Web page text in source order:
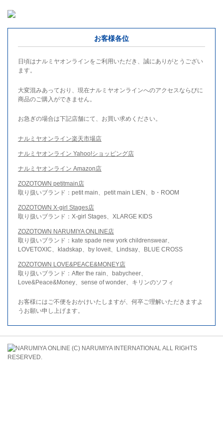
お客様各位
日頃はナルミヤオンラインをご利用いただき、誠にありがとうござい
ます。
大変混みあっており、現在ナルミヤオンラインへのアクセスならびに
商品のご購入ができません。
お急ぎの場合は下記店舗にて、お買い求めください。
ナルミヤオンライン楽天市場店
ナルミヤオンライン Yahoo!ショッピング店
ナルミヤオンライン Amazon店
ZOZOTOWN petitmain店
取り扱いブランド：petit main、petit main LIEN、b・ROOM
ZOZOTOWN X-girl Stages店
取り扱いブランド：X-girl Stages、XLARGE KIDS
ZOZOTOWN NARUMIYA ONLINE店
取り扱いブランド：kate spade new york childrenswear、
LOVETOXIC、kladskap、by loveit、Lindsay、BLUE CROSS
ZOZOTOWN LOVE&PEACE&MONEY店
取り扱いブランド：After the rain、babycheer、
Love&Peace&Money、sense of wonder、キリンのソフィ
お客様にはご不便をおかけいたしますが、何卒ご理解いただきますよ
うお願い申し上げます。